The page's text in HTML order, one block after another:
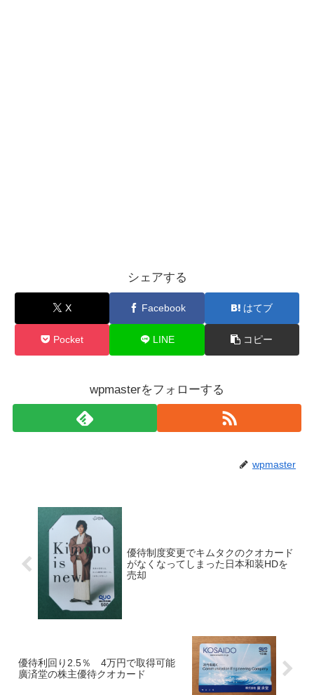
シェアする
X Facebook はてブ
Pocket LINE コピー
wpmasterをフォローする
wpmaster
優待制度変更でキムタクのクオカード
がなくなってしまった日本和装HDを
売却
優待利回り2.5％ 4万円で取得可能
廣済堂の株主優待クオカード